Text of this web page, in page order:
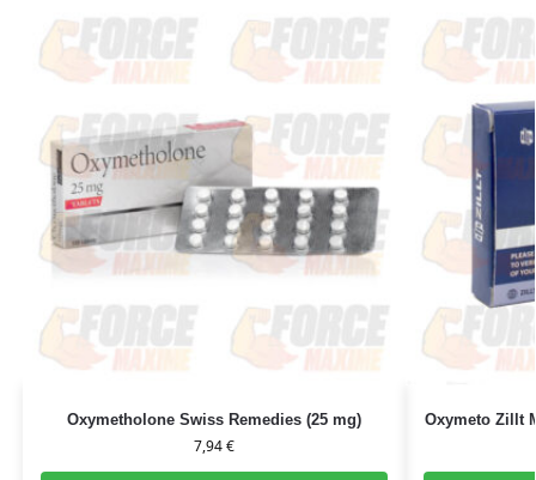
Oxymetholone Swiss Remedies (25 mg)
7,94€
Oxymeto Zillt